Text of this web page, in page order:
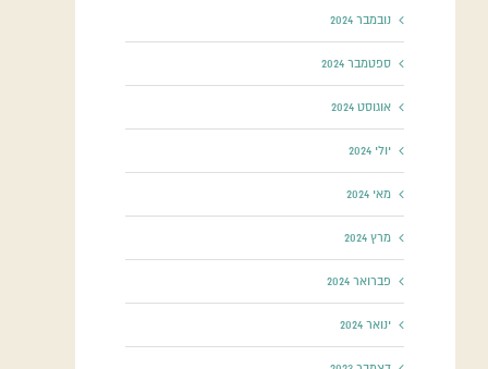
נובמבר 2024
ספטמבר 2024
אוגוסט 2024
יולי 2024
מאי 2024
מרץ 2024
פברואר 2024
ינואר 2024